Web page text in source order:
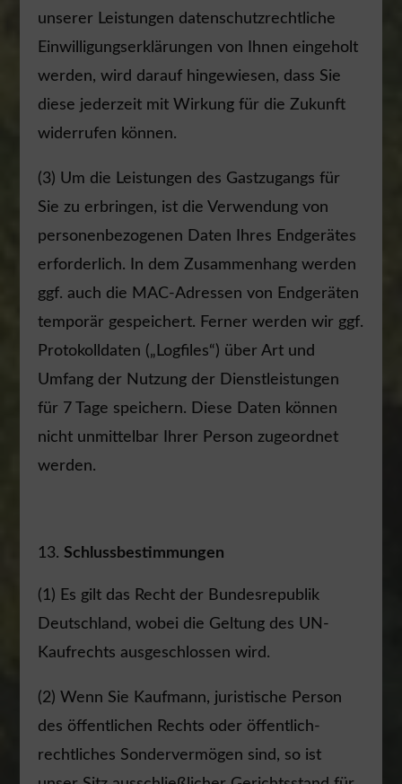
unserer Leistungen datenschutzrechtliche
Einwilligungserklärungen von Ihnen eingeholt
werden, wird darauf hingewiesen, dass Sie
diese jederzeit mit Wirkung für die Zukunft
widerrufen können.
(3) Um die Leistungen des Gastzugangs für
Sie zu erbringen, ist die Verwendung von
personenbezogenen Daten Ihres Endgerätes
erforderlich. In dem Zusammenhang werden
ggf. auch die MAC-Adressen von Endgeräten
temporär gespeichert. Ferner werden wir ggf.
Protokolldaten („Logfiles“) über Art und
Umfang der Nutzung der Dienstleistungen
für 7 Tage speichern. Diese Daten können
nicht unmittelbar Ihrer Person zugeordnet
werden.
Schlussbestimmungen
(1) Es gilt das Recht der Bundesrepublik
Deutschland, wobei die Geltung des UN-
Kaufrechts ausgeschlossen wird.
(2) Wenn Sie Kaufmann, juristische Person
des öffentlichen Rechts oder öffentlich-
rechtliches Sondervermögen sind, so ist